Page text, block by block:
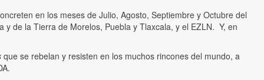
en los meses de Julio, Agosto, Septiembre y Octubre del
de la Tierra de Morelos, Puebla y Tlaxcala, y el EZLN. Y, en
que se rebelan y resisten en los muchos rincones del mundo, a